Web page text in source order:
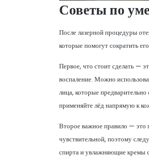
Советы по
После лазерной процедуры
которые помогут сократить
Первое, что стоит сделать —
воспаление. Можно
лица, которые
применяйте лёд напрямую к
Второе важное правило — это
чувствительной, поэтому
спирта и увлажняющие кремы